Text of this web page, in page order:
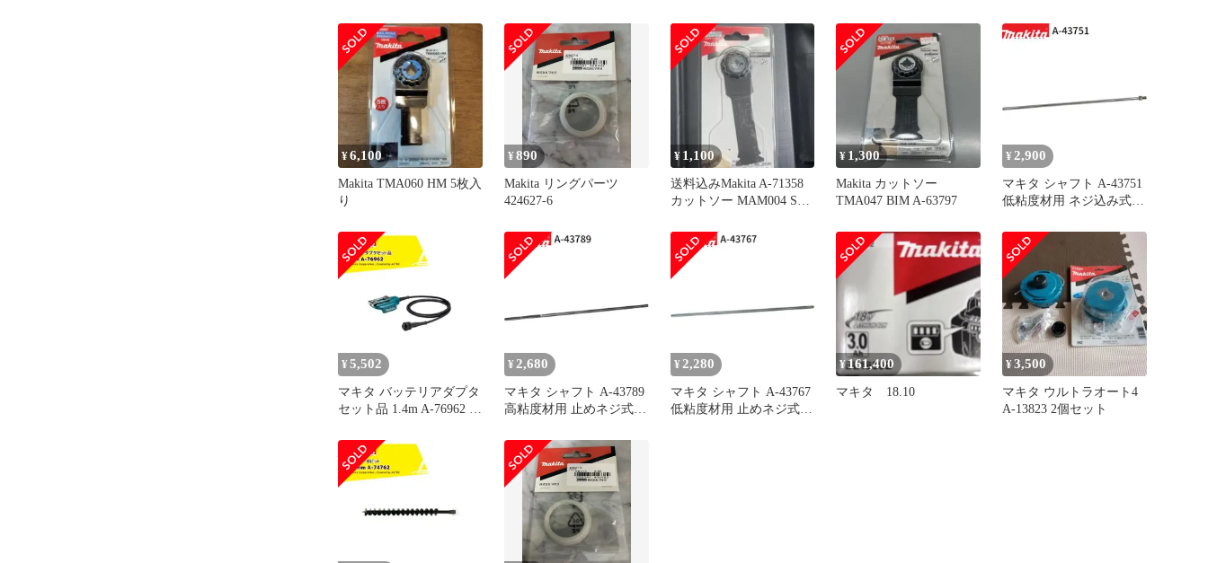
¥6,100
Makita TMA060 HM 5枚入
り
¥890
Makita リングパーツ
424627-6
¥ 1,100
送料込みMakita A-71358
カットソー MAM004 SK
¥ 1,300
Makita カットソー
TMA047 BIM A-63797
¥ 2,900
マキタ シャフト A-43751
低粘度材用 ネジ込み式
正規品 純正品 撹拌機 撹
拌 かくはん機 かくはん
アクセサリ アタッチメン
ト 部品 交換
¥ 5,502
マキタ バッテリアダプタ
セット品 1.4m A-76962 適
¥ 2,680
マキタ シャフト A-43789
高粘度材用 止めネジ式
正規品 純正品 撹拌機 撹
拌 かくはん機 かくはん
アクセサリ アタッチメン
ト 部品 交換
¥ 2,280
マキタ シャフト A-43767
低粘度材用 止めネジ式
¥161,400
マキタ 18.10
¥3,500
マキタ ウルトラオート4
A-13823 2個セット